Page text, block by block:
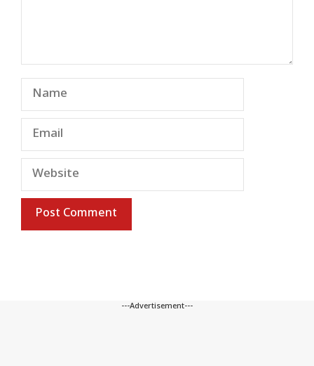
Name
Email
Website
---Advertisement---